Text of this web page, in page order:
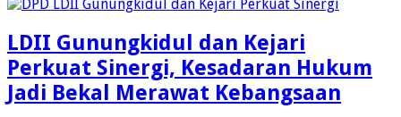
LDII Gunungkidul dan Kejari
Perkuat Sinergi, Kesadaran Hukum
Jadi Bekal Merawat Kebangsaan